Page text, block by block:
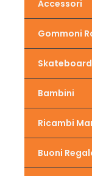
Accessori
Gommoni
Skateboard
Bambini
Ricambi
Buoni